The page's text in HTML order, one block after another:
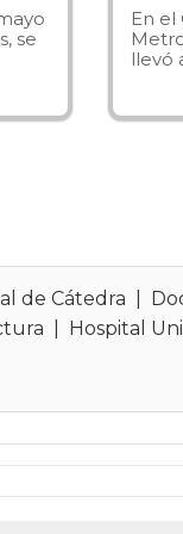
Universidad
de la
se
En
llevó
de Cátedra
Hospital